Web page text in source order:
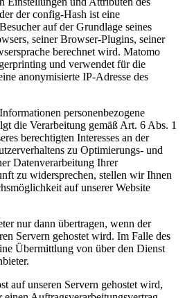
der config-Hash ist eine
auf der Grundlage seines
seiner Browser-Plugins, seiner
berechnet wird. Matomo
und verwendet für die
anonymisierte IP-Adresse des
personenbezogene
die Verarbeitung gemäß Art. 6 Abs. 1
berechtigten Interesses an der
zu Optimierungs- und
Datenverarbeitung Ihrer
zu widersprechen, stellen wir Ihnen
auf unserer Website
nur dann übertragen, wenn der
Servern gehostet wird. Im Falle des
Übermittlung von über den Dienst
auf unseren Servern gehostet wird,